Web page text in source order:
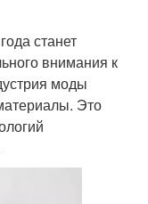
станет
внимания к
моды
Это